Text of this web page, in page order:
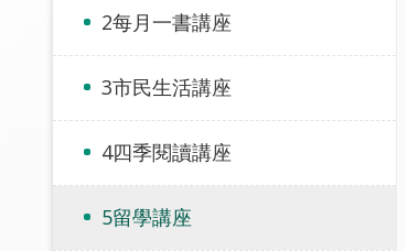
2每月一書講座
3市民生活講座
4四季閱讀講座
5留學講座